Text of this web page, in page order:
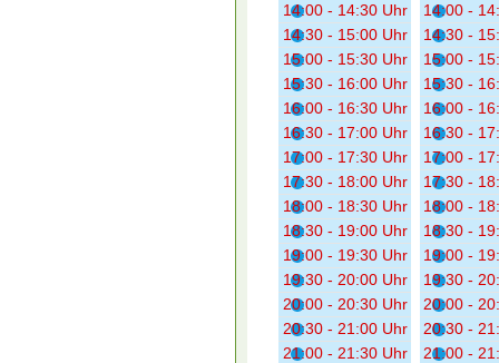
14:00 - 14:30 Uhr
14:30 - 15:00 Uhr
15:00 - 15:30 Uhr
15:30 - 16:00 Uhr
16:00 - 16:30 Uhr
16:30 - 17:00 Uhr
17:00 - 17:30 Uhr
17:30 - 18:00 Uhr
18:00 - 18:30 Uhr
18:30 - 19:00 Uhr
19:00 - 19:30 Uhr
19:30 - 20:00 Uhr
20:00 - 20:30 Uhr
20:30 - 21:00 Uhr
21:00 - 21:30 Uhr
14:00 -
14:30 -
15:00 -
15:30 -
16:00 -
16:30 -
17:00 -
17:30 -
18:00 -
18:30 -
19:00 -
19:30 -
20:00 -
20:30 -
21:00 -